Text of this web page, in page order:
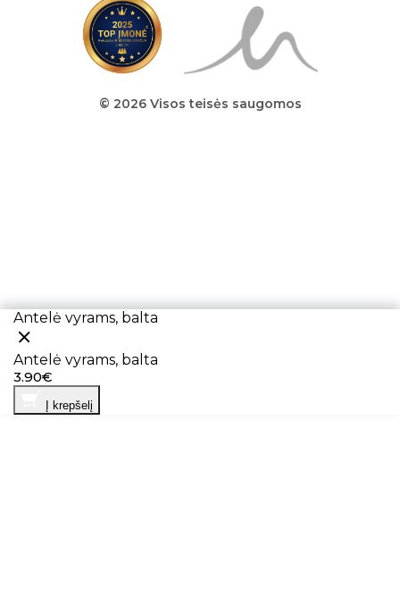
© 2026 Visos teisės saugomos
Antelė vyrams, balta
Antelė vyrams, balta
3.90€
Į krepšelį